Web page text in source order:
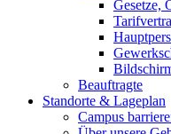
Gesetze,
Beauftragte
Standorte & Lageplan
Campus